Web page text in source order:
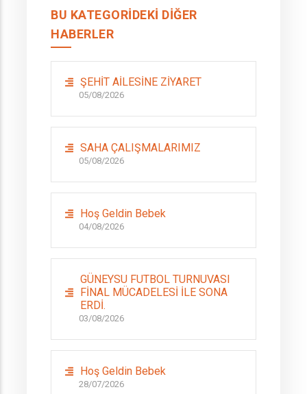
BU KATEGORIDEKI DIĞER
HABERLER
ŞEHİT AİLESİNE ZİYARET
05/08/2026
SAHA ÇALIŞMALARIMIZ
05/08/2026
Hoş Geldin Bebek
04/08/2026
GÜNEYSU FUTBOL TURNUVASI
FİNAL MÜCADELESİ İLE SONA
ERDİ.
03/08/2026
Hoş Geldin Bebek
28/07/2026